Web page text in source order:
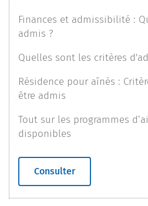
Finances et admissibilité :
admis ?
Quelles sont les critères
Résidence pour aînés :
être admis
Tout sur les programmes
disponibles
Consulter